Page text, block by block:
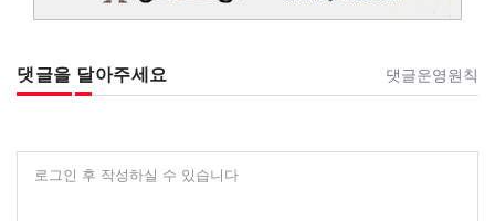
댓글을 달아주세요 댓글운영원칙
로그인 후 작성하실 수 있습니다